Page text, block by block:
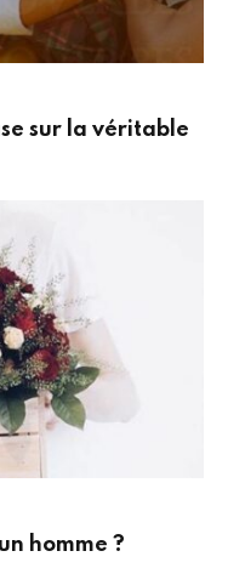
sur la véritable
homme ?